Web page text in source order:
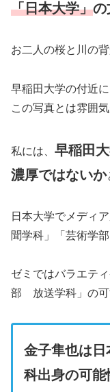
「日本大学」の
お二人の桜と川の
早稲田大学の付近
この写真とは雰囲
私には、 早稲田
濃厚ではないか
日本大学でメディ
聞学科」「芸術学
ゼミではバラエテ
部 放送学科」の可
金子隼也は
科出身の可能